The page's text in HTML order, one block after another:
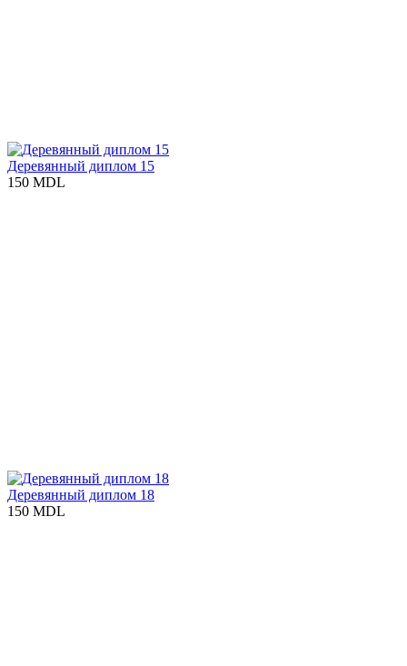
Деревянный диплом 15
150 MDL
Деревянный диплом 18
150 MDL